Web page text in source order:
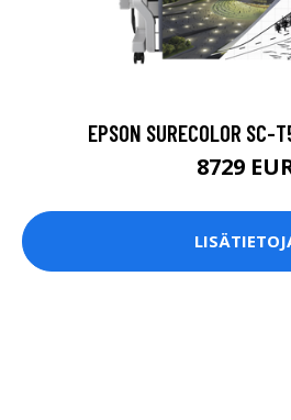
EPSON SURECOLOR SC-
8729